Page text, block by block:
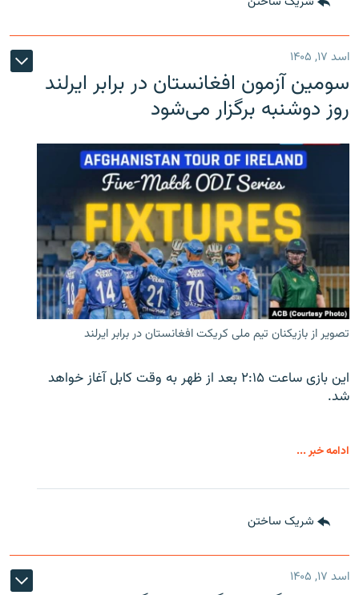
اسد ۱۷, ۱۴۰۵
سومین آزمون افغانستان در برابر ایرلند
روز دوشنبه برگزار می‌شود
تصویر از بازیکنان تیم ملی کریکت افغانستان در برابر ایرلند
این بازی ساعت ۲:۱۵ بعد از ظهر به وقت کابل آغاز خواهد
شد.
ادامه خبر ...
شریک ساختن
اسد ۱۷, ۱۴۰۵